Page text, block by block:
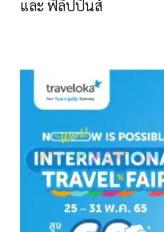
และ ฟิลิปปินส์